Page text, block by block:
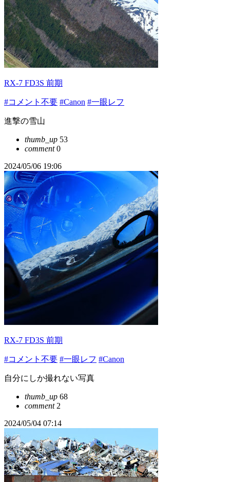
RX-7 FD3S 前期
#コメント不要 #Canon #一眼レフ
進撃の雪山
thumb_up 53
comment0
2024/05/06 19:06
RX-7 FD3S 前期
#コメント不要 #一眼レフ #Canon
自分にしか撮れない写真
thumb_up 68
comment2
2024/05/04 07:14